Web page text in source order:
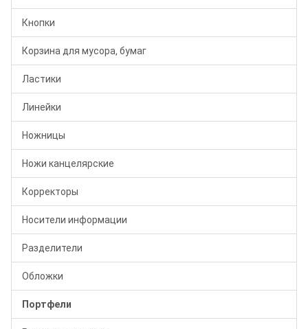
Кнопки
Корзина для мусора, бумаг
Ластики
Линейки
Ножницы
Ножи канцелярские
Корректоры
Носители информации
Разделители
Обложки
Портфели